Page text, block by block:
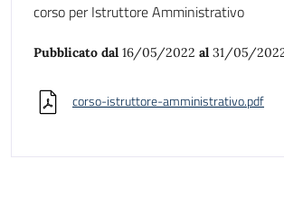
corso per Istruttore Amministrativo
Pubblicato dal 16/05/2022 al 31/05/
corso-istruttore-amministrativo.pdf